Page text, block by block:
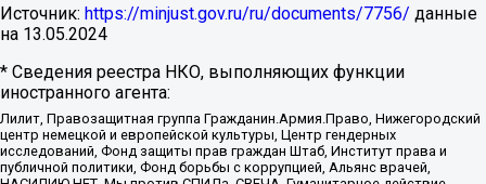
Источник: https://minjust.gov.ru/ru/documents/7756/ данные
на 13.05.2024
* Сведения реестра НКО, выполняющих функции
иностранного агента:
Лилит, Правозащитная группа Гражданин.Армия.Право, Нижегородский
центр немецкой и европейской культуры, Центр гендерных
исследований, Фонд защиты прав граждан Штаб, Институт права и
публичной политики, Фонд борьбы с коррупцией, Альянс врачей,